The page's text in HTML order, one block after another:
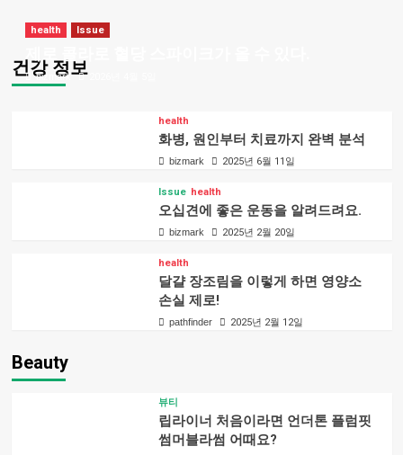
건강 정보
health Issue
bizmark
health
화병, 원인부터 치료까지 완벽 분석
bizmark 2025년 6월 11일
Issue health
오십견에 좋은 운동을 알려드려요.
bizmark 2025년 2월 20일
health
달걀 장조림을 이렇게 하면 영양소
손실 제로!
pathfinder 2025년 2월 12일
Beauty
뷰티
립라이너 처음이라면 언더톤 플럼핏
썸머블라썸 어때요?